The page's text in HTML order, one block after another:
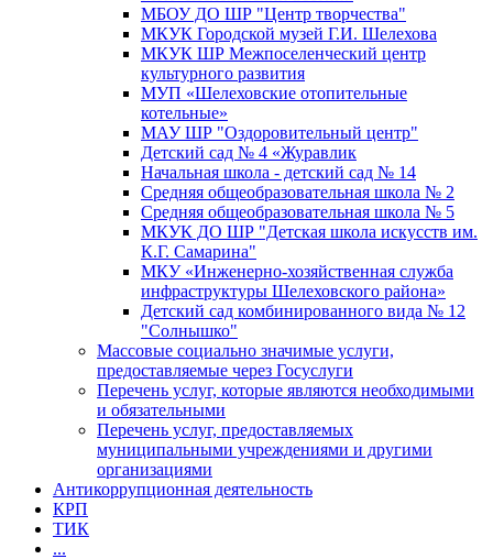
МБОУ ДО ШР "Центр творчества"
МКУК Городской музей Г.И. Шелехова
МКУК ШР Межпоселенческий центр
культурного развития
МУП «Шелеховские отопительные
котельные»
МАУ ШР "Оздоровительный центр"
Детский сад № 4 «Журавлик
Начальная школа - детский сад № 14
Средняя общеобразовательная школа № 2
Средняя общеобразовательная школа № 5
МКУК ДО ШР "Детская школа искусств им.
К.Г. Самарина"
МКУ «Инженерно-хозяйственная служба
инфраструктуры Шелеховского района»
Детский сад комбинированного вида № 12
"Солнышко"
Массовые социально значимые услуги,
предоставляемые через Госуслуги
Перечень услуг, которые являются необходимыми
и обязательными
Перечень услуг, предоставляемых
муниципальными учреждениями и другими
организациями
Антикоррупционная деятельность
КРП
ТИК
...